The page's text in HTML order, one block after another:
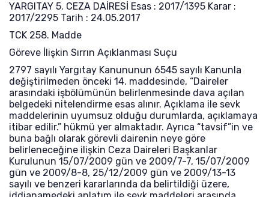
YARGITAY 5. CEZA DAİRESİ Esas : 2017/1395 Karar :
2017/2295 Tarih : 24.05.2017
TCK 258. Madde
Göreve İlişkin Sırrın Açıklanması Suçu
2797 sayılı Yargıtay Kanununun 6545 sayılı Kanunla
değiştirilmeden önceki 14. maddesinde, “Daireler
arasındaki işbölümünün belirlenmesinde dava açılan
belgedeki nitelendirme esas alınır. Açıklama ile sevk
maddelerinin uyumsuz olduğu durumlarda, açıklamaya
itibar edilir.” hükmü yer almaktadır. Ayrıca “tavsif”in ve
buna bağlı olarak görevli dairenin neye göre
belirleneceğine ilişkin Ceza Daireleri Başkanlar
Kurulunun 15/07/2009 gün ve 2009/7-7, 15/07/2009
gün ve 2009/8-8, 25/12/2009 gün ve 2009/13-13
sayılı ve benzeri kararlarında da belirtildiği üzere,